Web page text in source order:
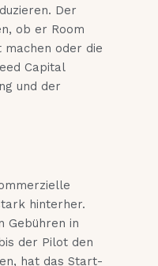
Der
ob er Room
machen oder die
Capital
und der
hinterher.
Gebühren in
der Pilot den
hat das Start-